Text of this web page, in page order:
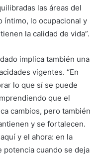
las áreas del
íntimo, lo ocupacional y
la calidad de vida”.
implica también una
vigentes. “En
lo que sí se puede
que el
cambios, pero también
y se fortalecen.
y el ahora: en la
potencia cuando se deja